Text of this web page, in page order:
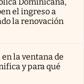
el ingreso a
la renovación
la ventana de
y para qué